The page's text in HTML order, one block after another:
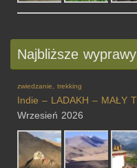
Najbliższe wyprawy
zwiedzanie, trekking
Indie – LADAKH – MAŁY
Wrzesień 2026